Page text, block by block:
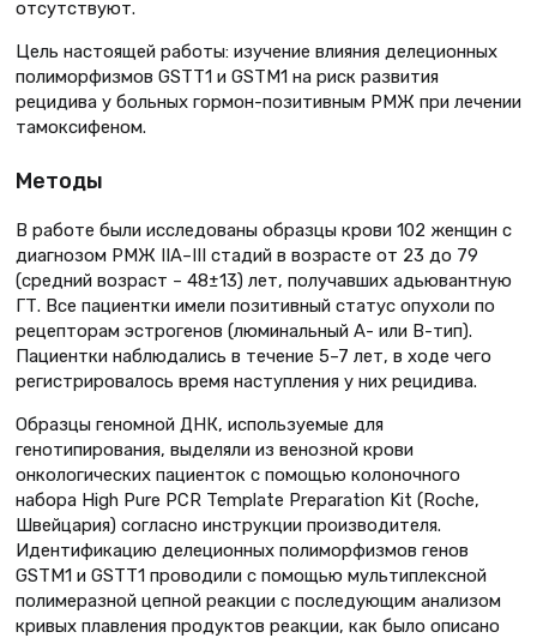
отсутствуют.
Цель настоящей работы: изучение влияния делеционных
полиморфизмов GSTT1 и GSTM1 на риск развития
рецидива у больных гормон-позитивным РМЖ при лечении
тамоксифеном.
Методы
В работе были исследованы образцы крови 102 женщин с
диагнозом РМЖ IIA–III стадий в возрасте от 23 до 79
(средний возраст – 48±13) лет, получавших адьювантную
ГТ. Все пациентки имели позитивный статус опухоли по
рецепторам эстрогенов (люминальный А- или В-тип).
Пациентки наблюдались в течение 5–7 лет, в ходе чего
регистрировалось время наступления у них рецидива.
Образцы геномной ДНК, используемые для
генотипирования, выделяли из венозной крови
онкологических пациенток с помощью колоночного
набора High Pure PCR Template Preparation Kit (Roche,
Швейцария) согласно инструкции производителя.
Идентификацию делеционных полиморфизмов генов
GSTM1 и GSTT1 проводили с помощью мультиплексной
полимеразной цепной реакции с последующим анализом
кривых плавления продуктов реакции, как было описано